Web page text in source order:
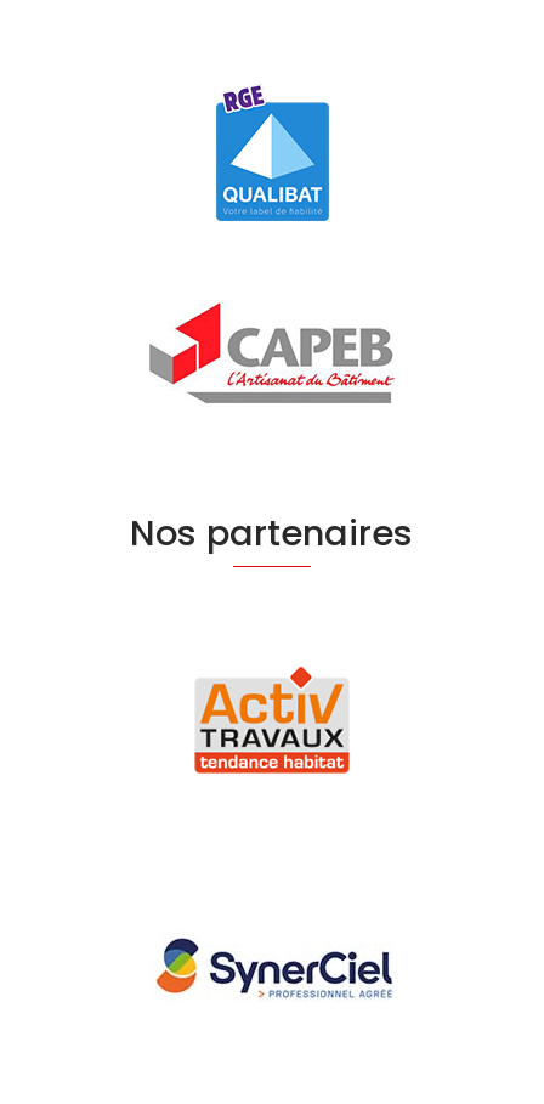
Nos partenaires